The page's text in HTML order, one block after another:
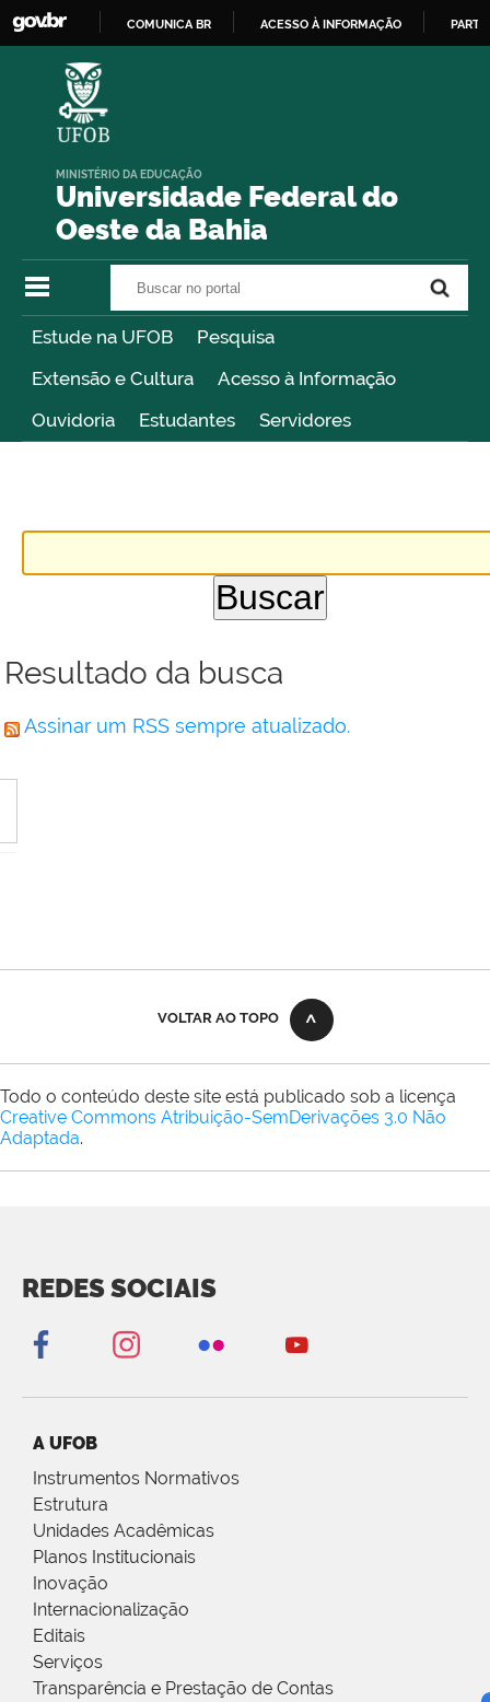
COMUNICA BR ACESSO À INFORMAÇÃO
Universidade Federal do
Oeste da Bahia
MINISTÉRIO DA EDUCAÇÃO
Estude na UFOB
Pesquisa
Extensão e Cultura
Acesso à Informação
Ouvidoria
Estudantes Servidores
Resultado da busca
Assinar um RSS sempre atualizado.
VOLTAR AO TOPO
Todo o conteúdo deste site está publicado sob a licença
Creative Commons Atribuição-SemDerivações 3.0 Não
Adaptada.
REDES SOCIAIS
A UFOB
Instrumentos Normativos
Estrutura
Unidades Acadêmicas
Planos Institucionais
Inovação
Internacionalização
Editais
Serviços
Transparência e Prestação de Contas